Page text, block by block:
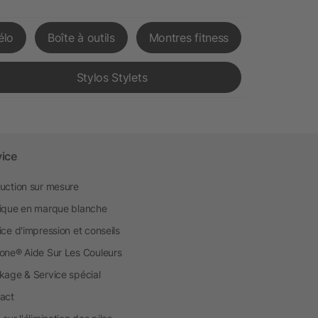
Boîte à outils Montres fitness
Stylos Stylets
sur mesure
en marque blanche
d'impression et conseils
Aide Sur Les Couleurs
& Service spécial